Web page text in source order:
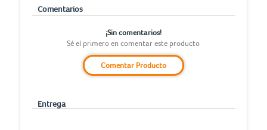
Comentarios
¡Sin comentarios!
Sé el primero en comentar este producto
Comentar Producto
Entrega